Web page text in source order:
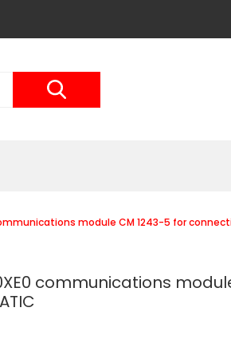
module CM 1243-5 for
communications